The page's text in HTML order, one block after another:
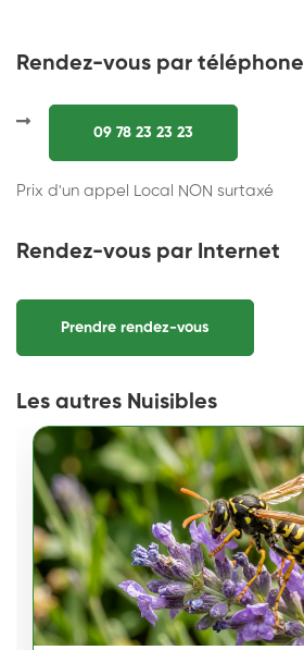
Rendez-vous par téléphone
09 78 23 23 23
Prix d'un appel Local NON surtaxé
Rendez-vous par Internet
Prendre rendez-vous
Les autres Nuisibles